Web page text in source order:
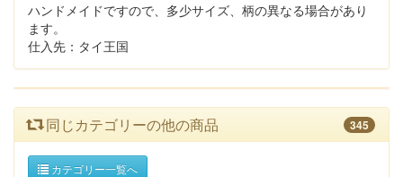
ハンドメイドですので、多少サイズ、柄の異なる場合があり
ます。
仕入先：タイ王国
同じカテゴリーの他の商品 345
カテゴリー一覧へ